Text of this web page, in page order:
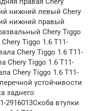
нижний левый Chery
нижний правый
Chery Tiggo
Tiggo 1.6 T11-
Chery Tiggo 1.6 T11-
Chery Tiggo 1.6 T11-
Chery Tiggo 1.6 T11-
устойчивости
заднего
2916013Скоба втулки